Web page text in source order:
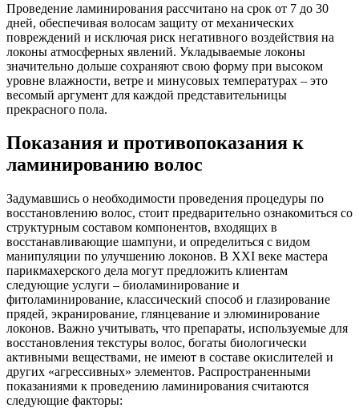
Проведение ламинирования рассчитано на срок от 7 до 30
дней, обеспечивая волосам защиту от механических
повреждений и исключая риск негативного воздействия на
локоны атмосферных явлений. Укладываемые локоны
значительно дольше сохраняют свою форму при высоком
уровне влажности, ветре и минусовых температурах – это
весомый аргумент для каждой представительницы
прекрасного пола.
Показания и противопоказания к
ламинированию волос
Задумавшись о необходимости проведения процедуры по
восстановлению волос, стоит предварительно ознакомиться со
структурным составом компонентов, входящих в
восстанавливающие шампуни, и определиться с видом
манипуляции по улучшению локонов. В XXI веке мастера
парикмахерского дела могут предложить клиентам
следующие услуги – биоламинирование и
фитоламинирование, классический способ и глазирование
прядей, экранирование, глянцевание и элюминирование
локонов. Важно учитывать, что препараты, используемые для
восстановления текстуры волос, богаты биологически
активными веществами, не имеют в составе окислителей и
других «агрессивных» элементов. Распространенными
показаниями к проведению ламинирования считаются
следующие факторы: